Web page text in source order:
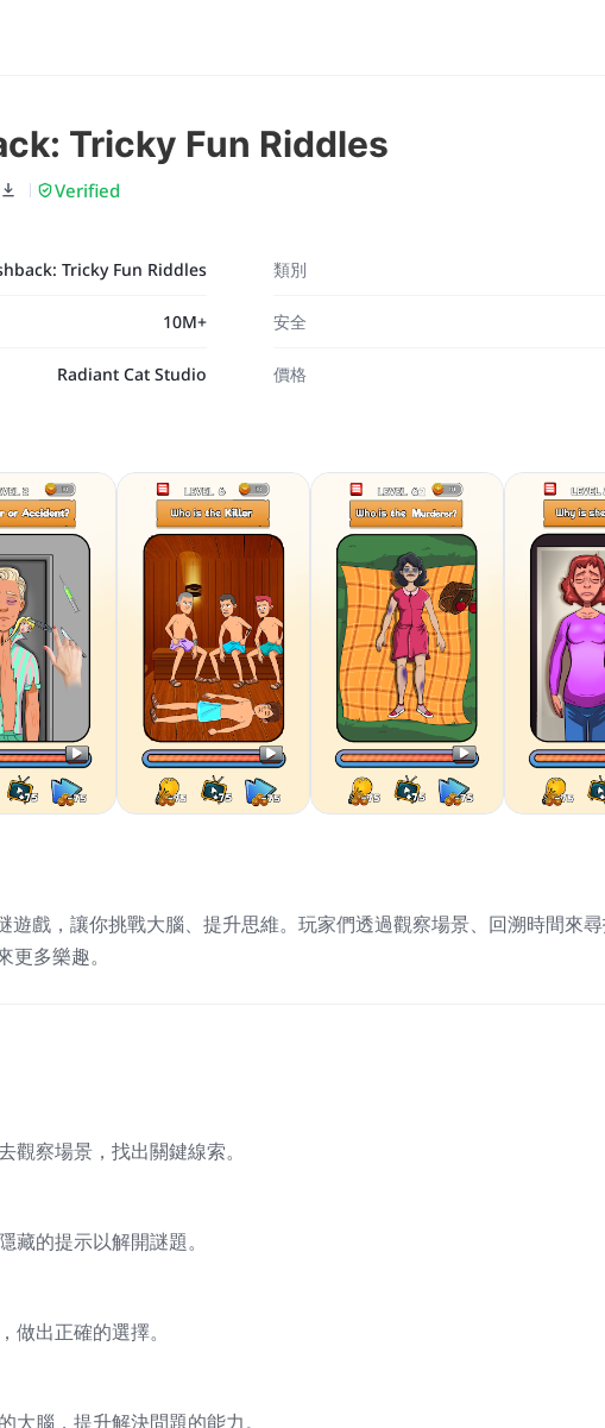
Tricky Fun Riddles
Verified
Tricky Fun Riddles 類別
10M+ 安全
Radiant Cat Studio 價格
遊戲，讓你挑戰大腦、提升思維。玩家們透過觀察場景、回溯時間來
多樂趣。
觀察場景，找出關鍵線索。
藏的提示以解開謎題。
做出正確的選擇。
腦，提升解決問題的能力。